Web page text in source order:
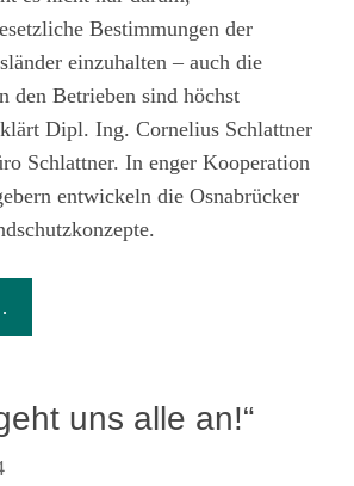
Bestimmungen der
einzuhalten – auch die
den Betrieben sind höchst
Dipl. Ing. Cornelius Schlattner
Schlattner. In enger Kooperation
entwickeln die Osnabrücker
uns alle an!“